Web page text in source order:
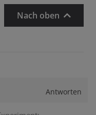
Nach oben
Antworten